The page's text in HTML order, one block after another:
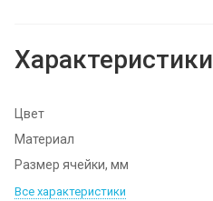
Характеристики
Цвет
Материал
Размер ячейки, мм
Все характеристики